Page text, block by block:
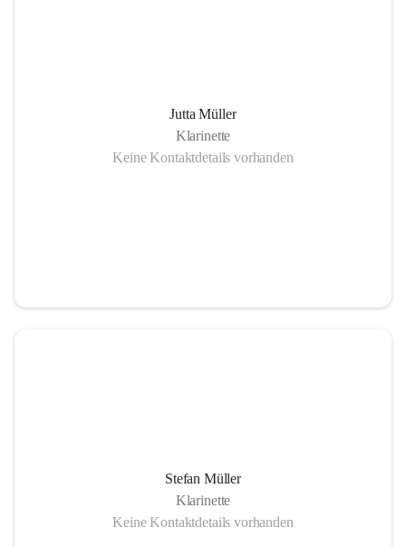
Jutta Müller
Klarinette
Keine Kontaktdetails vorhanden
Stefan Müller
Klarinette
Keine Kontaktdetails vorhanden